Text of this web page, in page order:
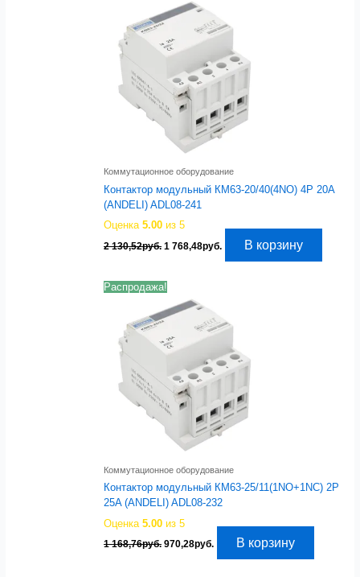
Коммутационное оборудование
Контактор модульный КМ63-20/40(4NO) 4P 20A
(ANDELI) ADL08-241
Оценка5.00 из 5
2 130,52руб. Первоначальная
2
130,52руб..
1 768,48руб. ТекущаяВ корзину
Распродажа!
Коммутационное оборудование
Контактор модульный КМ63-25/11(1NO+1NC) 2P
25A (ANDELI) ADL08-232
Оценка5.00 из 5
1 168,76руб. Первоначальная
970,28руб. ТекущаяВ корзину